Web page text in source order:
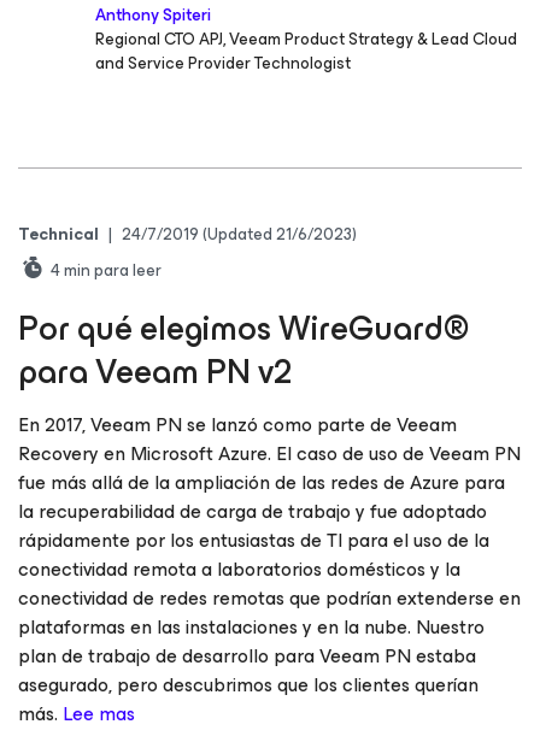
Anthony Spiteri
Regional CTO APJ, Veeam Product Strategy & Lead Cloud
and Service Provider Technologist
Technical | 24/7/2019(Updated 21/6/2023)
4min para leer
Por qué elegimos WireGuard®
para Veeam PN v2
En 2017, Veeam PN se lanzó como parte de Veeam
Recovery en Microsoft Azure. El caso de uso de Veeam PN
fue más allá de la ampliación de las redes de Azure para
la recuperabilidad de carga de trabajo y fue adoptado
rápidamente por los entusiastas de TI para el uso de la
conectividad remota a laboratorios domésticos y la
conectividad de redes remotas que podrían extenderse en
plataformas en las instalaciones y en la nube. Nuestro
plan de trabajo de desarrollo para Veeam PN estaba
asegurado, pero descubrimos que los clientes querían
más. Lee mas